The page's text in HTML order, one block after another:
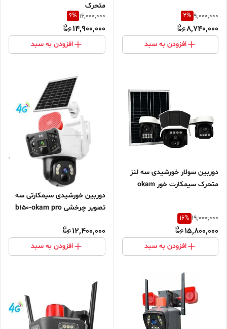
9,000,000
2%
8,740,000
افزودن به سبد
متحرک
16,000,000
6%
14,900,000
افزودن به سبد
دوربین سولار خورشیدی سه لنز
متحرک سیمکارت خور okam
19,000,000
16%
15,800,000
افزودن به سبد
دوربین خورشیدی سیمکارتی سه
تصویر چرخشی b150-okam pro
12,400,000
افزودن به سبد